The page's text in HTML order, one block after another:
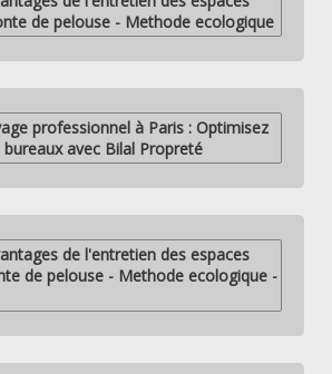
de pelouse - Methode ecologique
professionnel à Paris : Optimisez
avec Bilal Propreté
de l'entretien des espaces
de pelouse - Methode ecologique -